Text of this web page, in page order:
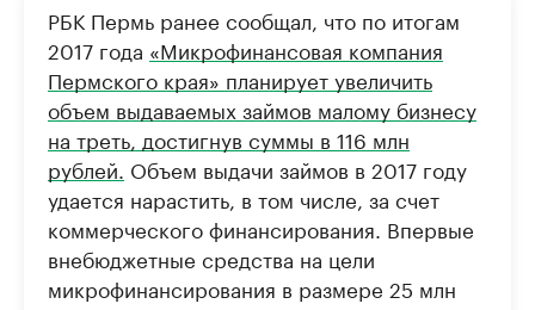
РБК Пермь ранее сообщал, что по итогам
2017 года «Микрофинансовая компания
Пермского края» планирует увеличить
объем выдаваемых займов малому бизнесу
на треть, достигнув суммы в 116 млн
рублей. Объем выдачи займов в 2017 году
удается нарастить, в том числе, за счет
коммерческого финансирования. Впервые
внебюджетные средства на цели
микрофинансирования в размере 25 млн